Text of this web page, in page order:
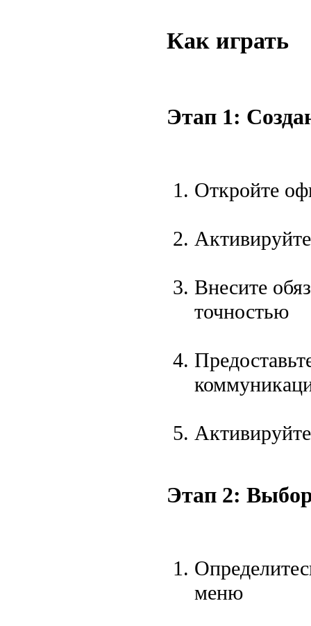
Как играть
Этап 1:
Откройте
Внесите
точностью
Этап 2:
меню